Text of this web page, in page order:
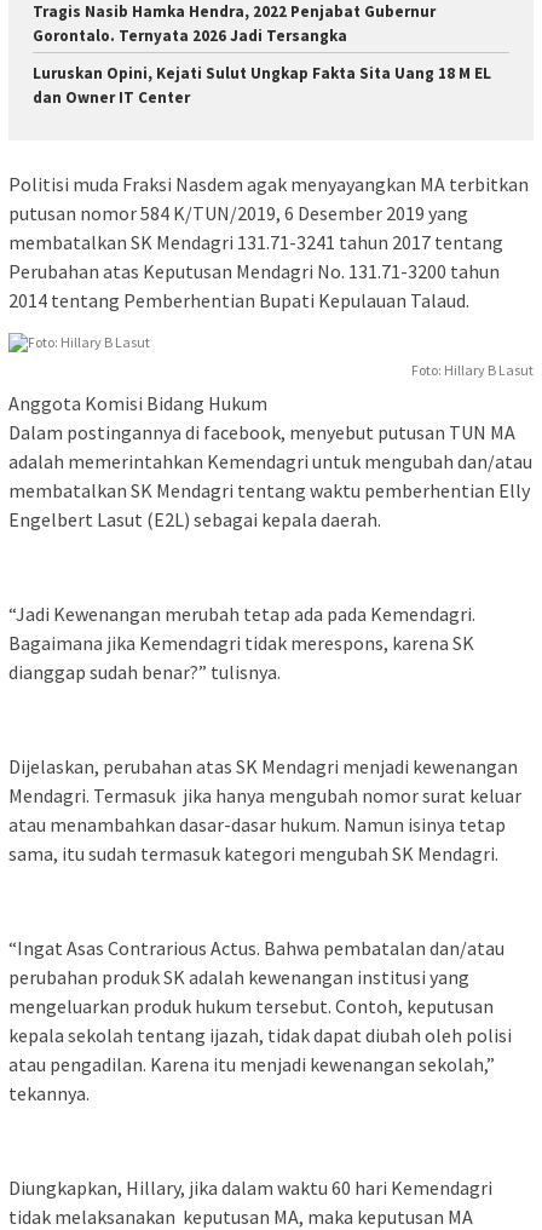
Tragis Nasib Hamka Hendra, 2022 Penjabat Gubernur
Gorontalo. Ternyata 2026 Jadi Tersangka
Luruskan Opini, Kejati Sulut Ungkap Fakta Sita Uang 18 M EL
dan Owner IT Center
Politisi muda Fraksi Nasdem agak menyayangkan MA terbitkan
putusan nomor 584 K/TUN/2019, 6 Desember 2019 yang
membatalkan SK Mendagri 131.71-3241 tahun 2017 tentang
Perubahan atas Keputusan Mendagri No. 131.71-3200 tahun
2014 tentang Pemberhentian Bupati Kepulauan Talaud.
Foto: Hillary B Lasut
Anggota Komisi Bidang Hukum
Dalam postingannya di facebook, menyebut putusan TUN MA
adalah memerintahkan Kemendagri untuk mengubah dan/atau
membatalkan SK Mendagri tentang waktu pemberhentian Elly
Engelbert Lasut (E2L) sebagai kepala daerah.
“Jadi Kewenangan merubah tetap ada pada Kemendagri.
Bagaimana jika Kemendagri tidak merespons, karena SK
dianggap sudah benar?” tulisnya.
Dijelaskan, perubahan atas SK Mendagri menjadi kewenangan
Mendagri. Termasuk jika hanya mengubah nomor surat keluar
atau menambahkan dasar-dasar hukum. Namun isinya tetap
sama, itu sudah termasuk kategori mengubah SK Mendagri.
“Ingat Asas Contrarious Actus. Bahwa pembatalan dan/atau
perubahan produk SK adalah kewenangan institusi yang
mengeluarkan produk hukum tersebut. Contoh, keputusan
kepala sekolah tentang ijazah, tidak dapat diubah oleh polisi
atau pengadilan. Karena itu menjadi kewenangan sekolah,”
tekannya.
Diungkapkan, Hillary, jika dalam waktu 60 hari Kemendagri
tidak melaksanakan keputusan MA, maka keputusan MA